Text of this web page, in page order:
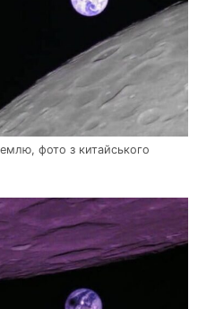
фото з китайського